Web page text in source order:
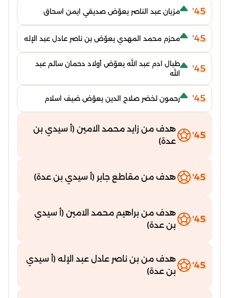
45' مزيان عبد الناصر يعوّض صديقي ايمن اسحاق
45' محزم محمد المهدي يعوّض بن ناصر عادل عبد الإله
45'
طبال ادم عبد الله يعوّض أولاد دحمان سالم عبد
الله
45' رحمون لخضر صلاح الدين يعوّض ضيف اسلام
45'
هدف من زايد محمد الامين (أ سيدي بن
عدة)
45' هدف من مقاطع جابر (أ سيدي بن عدة)
45'
هدف من براهيم محمد الامين (أ سيدي
بن عدة)
45'
هدف من بن ناصر عادل عبد الإله (أ سيدي
بن عدة)